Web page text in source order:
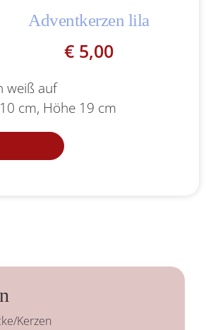
Adventkerzen lila
€5,00
weiß auf
cm, Höhe 19 cm
Kerzen